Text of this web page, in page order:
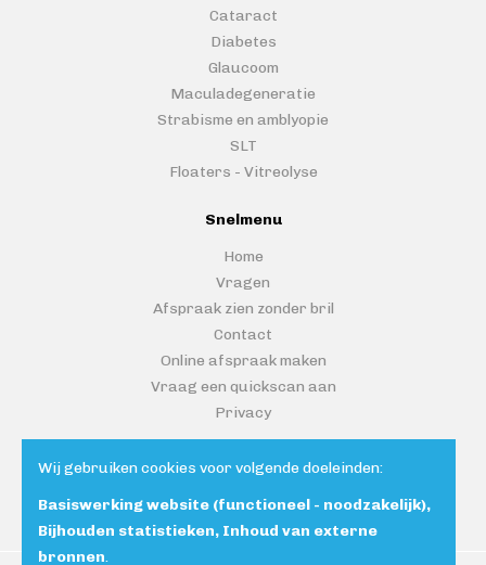
Cataract
Diabetes
Glaucoom
Maculadegeneratie
Strabisme en amblyopie
SLT
Floaters - Vitreolyse
Snelmenu
Home
Vragen
Afspraak zien zonder bril
Contact
Online afspraak maken
Vraag een quickscan aan
Privacy
Wij gebruiken cookies voor volgende doeleinden:
Basiswerking website (functioneel - noodzakelijk),
Bijhouden statistieken, Inhoud van externe
bronnen.